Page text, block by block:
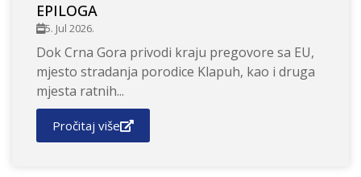
EPILOGA
5. Jul 2026.
Dok Crna Gora privodi kraju pregovore sa EU,
mjesto stradanja porodice Klapuh, kao i druga
mjesta ratnih...
Pročitaj više